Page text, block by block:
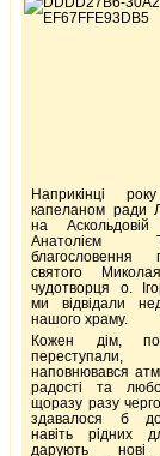
Наприкінці
капеланом ради
на
Анатолієм
благословення
святого
чудотворця о.
ми відвідали
нашого храму.
Кожен дім,
наповнювався
радості та
щоразу разу
здавалося б
навіть рідних
дарують